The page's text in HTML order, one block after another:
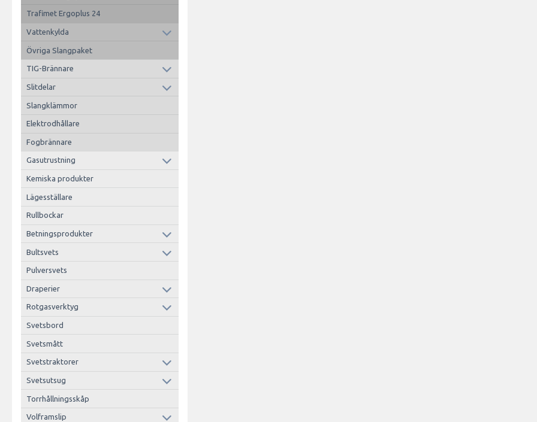
Trafimet Ergoplus 24
Vattenkylda
Övriga Slangpaket
TIG-Brännare
Slitdelar
Slangklämmor
Elektrodhållare
Fogbrännare
Gasutrustning
Kemiska produkter
Lägesställare
Rullbockar
Betningsprodukter
Bultsvets
Pulversvets
Draperier
Rotgasverktyg
Svetsbord
Svetsmått
Svetstraktorer
Svetsutsug
Torrhållningsskåp
Volframslip